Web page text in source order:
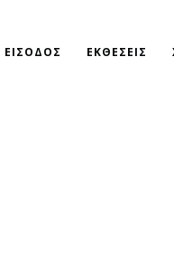
ΕΙΣΟΔΟΣ ΕΚΘΕΣΕΙΣ